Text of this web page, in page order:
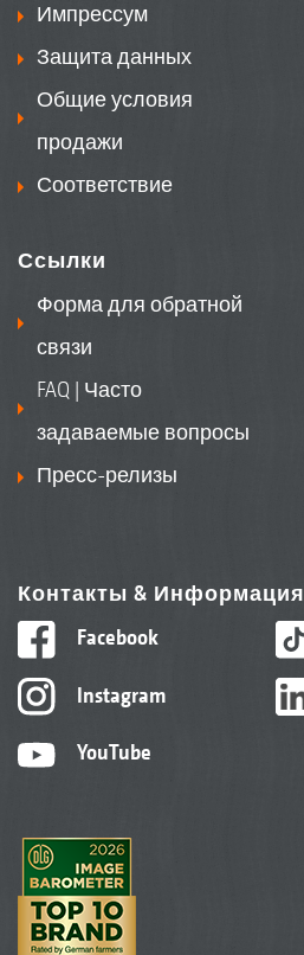
Импрессум
Защита данных
Общие условия
продажи
Соответствие
Ссылки
Форма для обратной
связи
FAQ | Часто
задаваемые вопросы
Пресс-релизы
Контакты & Информация
Facebook
Instagram
YouTube